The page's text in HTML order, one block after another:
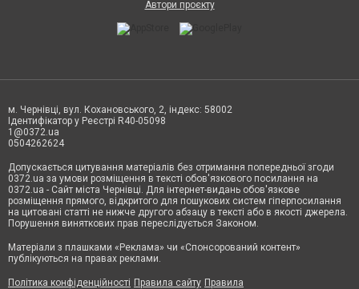
Автори проєкту
м. Чернівці, вул. Кохановського, 2, індекс: 58002
Ідентифікатор у Реєстрі R40-05098
1@0372.ua
0504262624
Допускається цитування матеріалів без отримання попередньої згоди
0372.ua за умови розміщення в тексті обов'язкового посилання на
0372.ua - Сайт міста Чернівці. Для інтернет-видань обов'язкове
розміщення прямого, відкритого для пошукових систем гіперпосилання
на цитовані статті не нижче другого абзацу в тексті або в якості джерела.
Порушення виняткових прав переслідується Законом.
Матеріали з плашками «Реклама» чи «Спонсорований контент»
публікуються на правах реклами.
Політика конфіденційності Правила сайту Правила